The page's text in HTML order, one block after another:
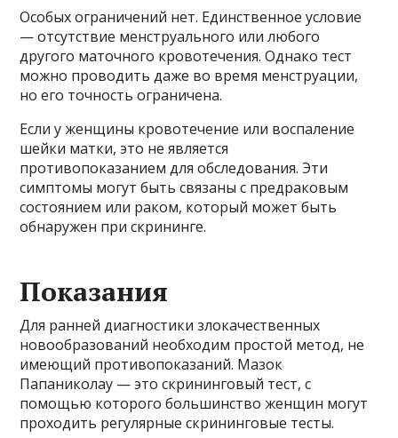
Особых ограничений нет. Единственное условие
— отсутствие менструального или любого
другого маточного кровотечения. Однако тест
можно проводить даже во время менструации,
но его точность ограничена.
Если у женщины кровотечение или воспаление
шейки матки, это не является
противопоказанием для обследования. Эти
симптомы могут быть связаны с предраковым
состоянием или раком, который может быть
обнаружен при скрининге.
Показания
Для ранней диагностики злокачественных
новообразований необходим простой метод, не
имеющий противопоказаний. Мазок
Папаниколау — это скрининговый тест, с
помощью которого большинство женщин могут
проходить регулярные скрининговые тесты.